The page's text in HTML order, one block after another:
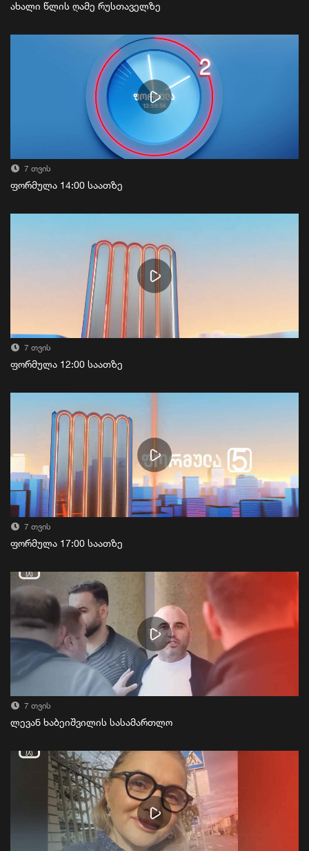
ახალი წლის ღამე რუსთაველზე
7 თვის
ფორმულა 14:00 საათზე
7 თვის
ფორმულა 12:00 საათზე
7 თვის
ფორმულა 17:00 საათზე
7 თვის
ლევან ხაბეიშვილის სასამართლო